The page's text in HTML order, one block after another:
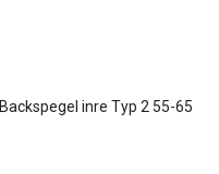
Backspegel inre Typ 2 55-65